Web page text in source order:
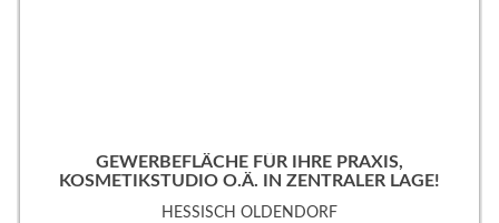
GEWERBEFLÄCHE FÜR IHRE PRAXIS,
KOSMETIKSTUDIO O.Ä. IN ZENTRALER LAGE!
HESSISCH OLDENDORF